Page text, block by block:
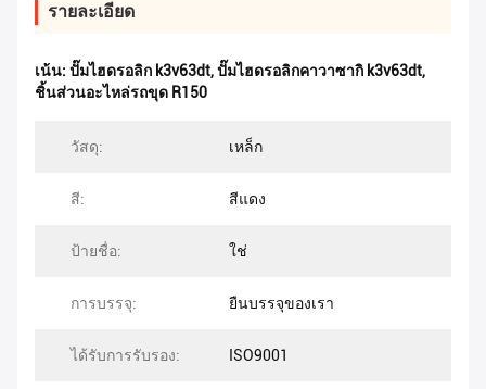
รายละเอียด
เน้น: ปั๊มไฮดรอลิก k3v63dt,ปั๊มไฮดรอลิกคาวาซากิ k3v63dt,
ชิ้นส่วนอะไหล่รถขุด R150
วัสดุ: เหล็ก
สี: สีแดง
ป้ายชื่อ: ใช่
การบรรจุ: ยืนบรรจุของเรา
ได้รับการรับรอง: ISO9001